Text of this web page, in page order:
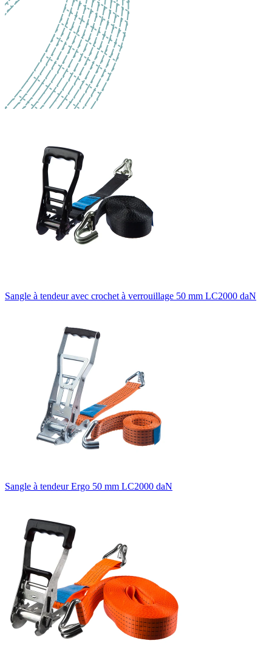
Sangle à tendeur avec crochet à verrouillage 50 mm LC2000 daN
Sangle à tendeur Ergo 50 mm LC2000 daN